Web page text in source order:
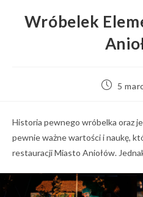
Wróbelek
Post5
Historia pewnego wróbelka oraz
pewnie ważne wartości i naukę,
restauracji Miasto Aniołów.